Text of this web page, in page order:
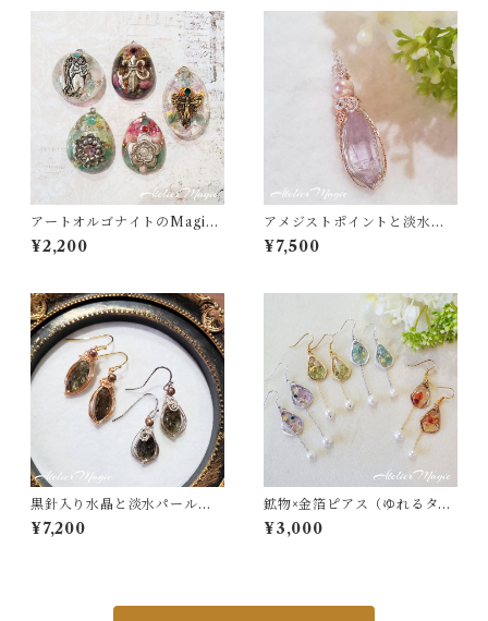
アートオルゴナイトのMagica
lチャーム
¥2,200
アメジストポイントと淡水パ
ールのペンダントトップ
¥7,500
黒針入り水晶と淡水パールの
ピアス
¥7,200
鉱物×金箔ピアス（ゆれるタイ
プ）
¥3,000